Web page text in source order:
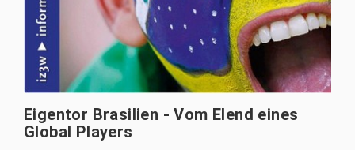
Eigentor Brasilien - Vom Elend eines
Global Players